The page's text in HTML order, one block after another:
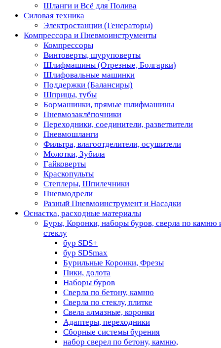
Шланги и Всё для Полива
Силовая техника
Электростанции (Генераторы)
Компрессора и Пневмоинструменты
Компрессоры
Винтоверты, шуруповерты
Шлифмашины (Отрезные, Болгарки)
Шлифовальные машинки
Поддержки (Балансиры)
Шприцы, тубы
Бормашинки, прямые шлифмашины
Пневмозаклёпочники
Переходники, соединители, разветвители
Пневмошланги
Фильтра, влагоотделители, осушители
Молотки, Зубила
Гайковерты
Краскопульты
Степлеры, Шпилечники
Пневмодрели
Разный Пневмоинструмент и Насадки
Оснастка, расходные материалы
Буры, Коронки, наборы буров, сверла по камню
стеклу
бур SDS+
бур SDSmax
Бурильные Коронки, Фрезы
Пики, долота
Наборы буров
Сверла по бетону, камню
Сверла по стеклу, плитке
Свела алмазные, коронки
Адаптеры, переходники
Сборные системы бурения
набор сверел по бетону, камню,